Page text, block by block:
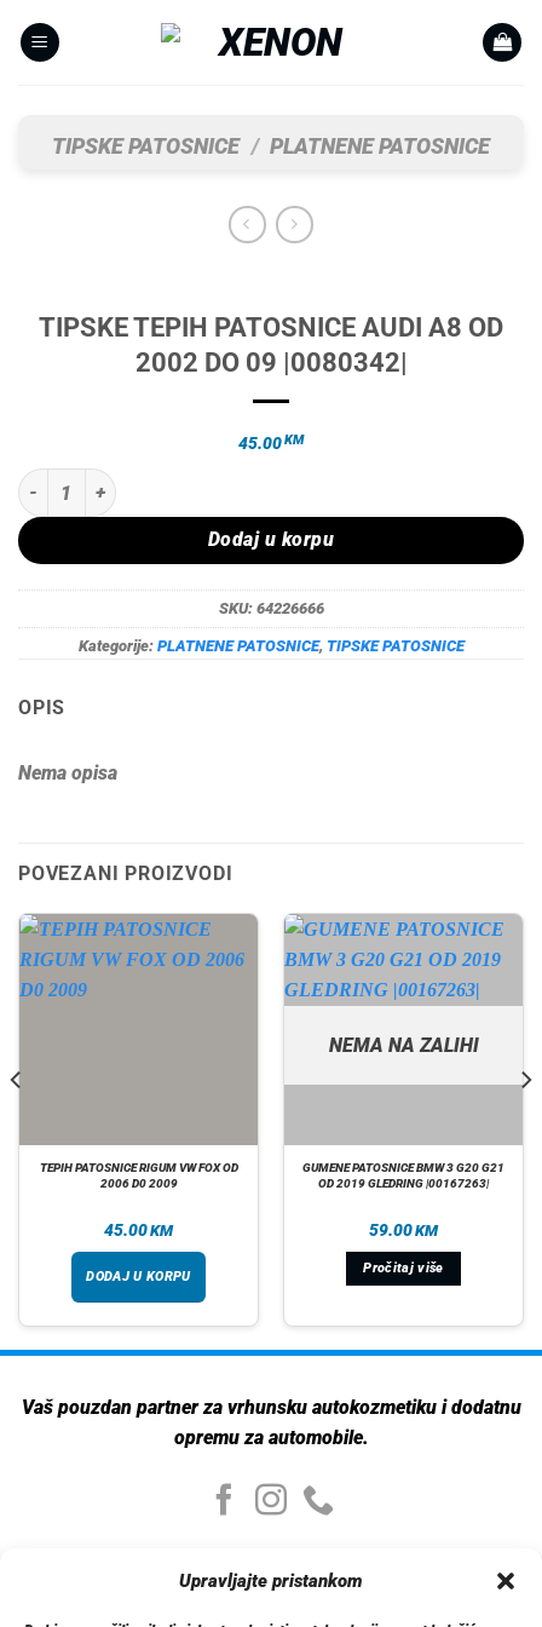
Upravljajte pristankom
TIPSKE PATOSNICE / PLATNENE PATOSNICE
TIPSKE TEPIH PATOSNICE AUDI A8 OD
2002 DO 09 |0080342|
45.00KM
TIPSKE TEPIH PATOSNICE AUDI A8 OD 2002 DO 09 |0080342| količina
Dodaj u korpu
SKU: 64226666
Kategorije: PLATNENE PATOSNICE, TIPSKE PATOSNICE
OPIS
Nema opisa
POVEZANI PROIZVODI
TEPIH PATOSNICE RIGUM VW FOX OD
2006 D0 2009
45.00KM
DODAJ U KORPU
NEMA NA ZALIHI
GUMENE PATOSNICE BMW 3 G20 G21
OD 2019 GLEDRING |00167263|
59.00KM
Pročitaj više
Vaš pouzdan partner za vrhunsku autokozmetiku i dodatnu
opremu za automobile.
Moj nalog
Moj nalog
Moje narudžbe